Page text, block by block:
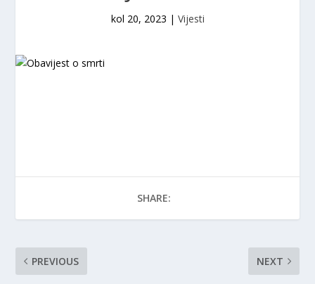
kol 20, 2023 | Vijesti
SHARE:
PREVIOUS NEXT